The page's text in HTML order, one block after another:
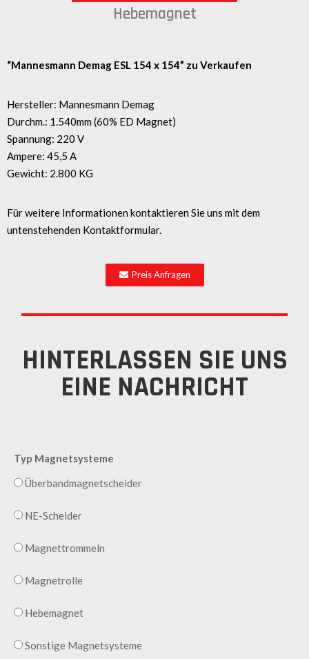
Hebemagnet
“Mannesmann Demag ESL 154 x 154” zu Verkaufen
Hersteller: Mannesmann Demag
Durchm.: 1.540mm (60% ED Magnet)
Spannung: 220 V
Ampere: 45,5 A
Gewicht: 2.800 KG
Für weitere Informationen kontaktieren Sie uns mit dem
untenstehenden Kontaktformular.
Preis Anfragen
HINTERLASSEN SIE UNS
EINE NACHRICHT
Typ Magnetsysteme
Überbandmagnetscheider
NE-Scheider
Magnettrommeln
Magnetrolle
Hebemagnet
Sonstige Magnetsysteme